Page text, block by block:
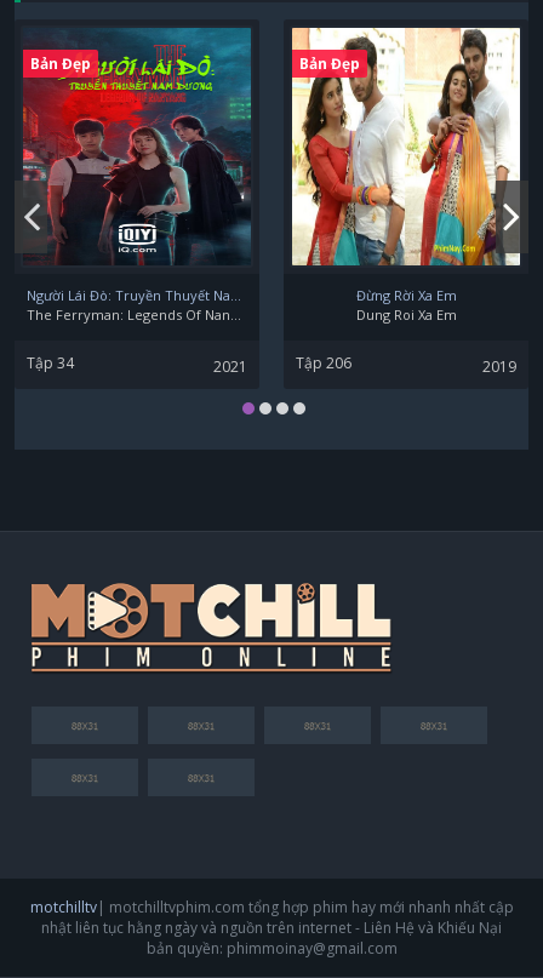
Bản Đẹp
Người Lái Đò: Truyền Thuyết Nam Dương
The Ferryman: Legends Of Nanyang
Tập 34 2021
Bản Đẹp
Đừng Rời Xa Em
Dung Roi Xa Em
Tập 206 2019
motchilltv| motchilltvphim.com tổng hợp phim hay mới nhanh nhất cập
nhật liên tục hằng ngày và nguồn trên internet - Liên Hệ và Khiếu Nại
bản quyền: phimmoinay@gmail.com